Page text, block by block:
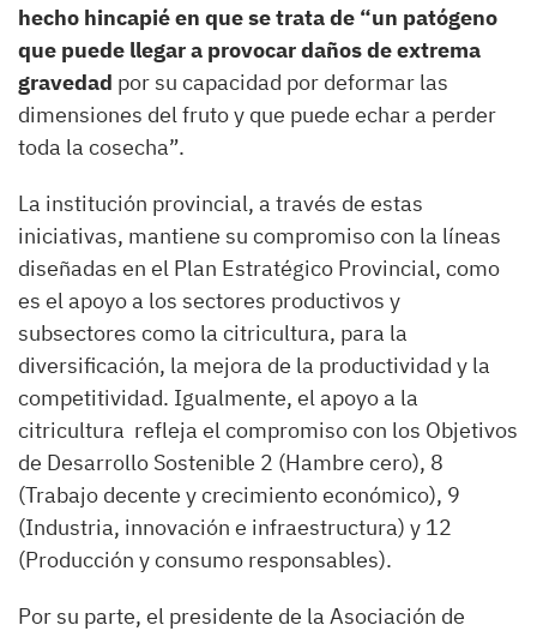
hecho hincapié en que se trata de “un patógeno
que puede llegar a provocar daños de extrema
gravedad por su capacidad por deformar las
dimensiones del fruto y que puede echar a perder
toda la cosecha”.
La institución provincial, a través de estas
iniciativas, mantiene su compromiso con la líneas
diseñadas en el Plan Estratégico Provincial, como
es el apoyo a los sectores productivos y
subsectores como la citricultura, para la
diversificación, la mejora de la productividad y la
competitividad. Igualmente, el apoyo a la
citricultura refleja el compromiso con los Objetivos
de Desarrollo Sostenible 2 (Hambre cero), 8
(Trabajo decente y crecimiento económico), 9
(Industria, innovación e infraestructura) y 12
(Producción y consumo responsables).
Por su parte, el presidente de la Asociación de